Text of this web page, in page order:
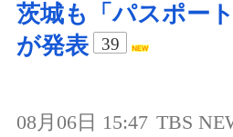
茨城も「パスポー
が発表
39
08月06日 15:47 TBS